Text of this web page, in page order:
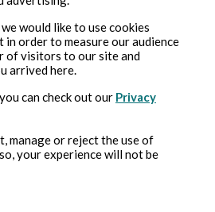
would like to use cookies
order to measure our audience
of visitors to our site and
arrived here.
can check out our Privacy
manage or reject the use of
your experience will not be